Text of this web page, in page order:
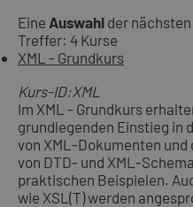
Eine Auswahl der
Treffer: 4 Kurse
XML - Grundkurs
Kurs-ID:XML
Im XML - Grundkurs
grundlegenden Einstieg in
von XML-Dokumenten
von DTD- und XML-
praktischen Beispielen.
wie XSL(T) werden